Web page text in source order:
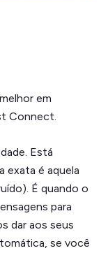
em
Connect.
Está
exata é aquela
É quando o
para
dar aos seus
se você